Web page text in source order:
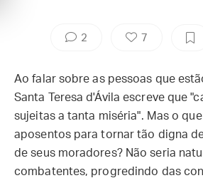
2 7
Ao falar sobre as pessoas que
Santa Teresa d'Ávila escreve que
sujeitas a tanta miséria". Mas o
aposentos para tornar tão digna
de seus moradores? Não seria
combatentes, progredindo das